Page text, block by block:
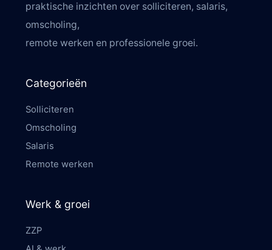
praktische inzichten over solliciteren, salaris,
omscholing,
remote werken en professionele groei.
Categorieën
Solliciteren
Omscholing
Salaris
Remote werken
Werk & groei
ZZP